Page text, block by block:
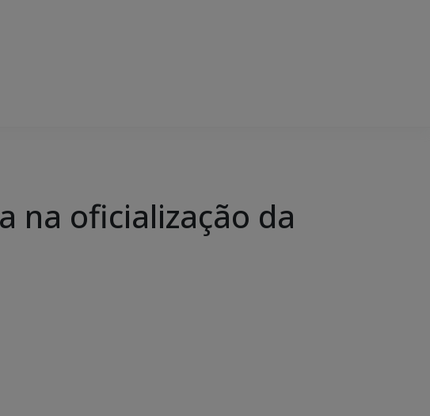
na oficialização da